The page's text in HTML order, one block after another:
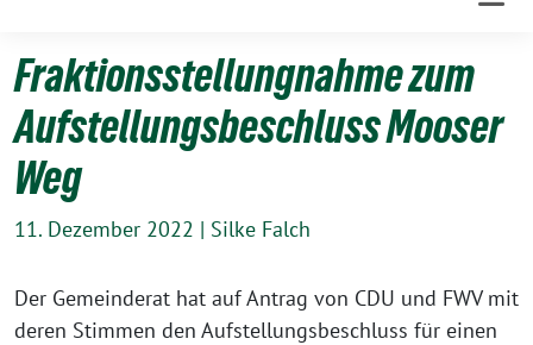
Fraktionsstellungnahme zum
Aufstellungsbeschluss Mooser
Weg
11. Dezember 2022 | Silke Falch
Der Gemeinderat hat auf Antrag von CDU und FWV mit
deren Stimmen den Aufstellungsbeschluss für einen